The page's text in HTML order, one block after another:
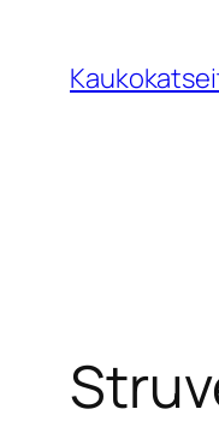
sisältöön